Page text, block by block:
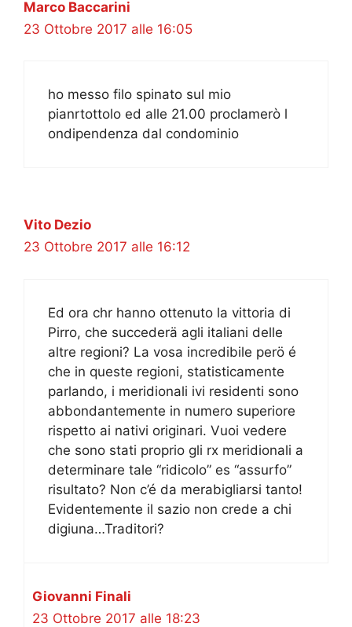
Marco Baccarini
23 Ottobre 2017 alle 16:05
ho messo filo spinato sul mio
pianrtottolo ed alle 21.00 proclamerò l
ondipendenza dal condominio
Vito Dezio
23 Ottobre 2017 alle 16:12
Ed ora chr hanno ottenuto la vittoria di
Pirro, che succederä agli italiani delle
altre regioni? La vosa incredibile perö é
che in queste regioni, statisticamente
parlando, i meridionali ivi residenti sono
abbondantemente in numero superiore
rispetto ai nativi originari. Vuoi vedere
che sono stati proprio gli rx meridionali a
determinare tale “ridicolo” es “assurfo”
risultato? Non c’é da merabigliarsi tanto!
Evidentemente il sazio non crede a chi
digiuna…Traditori?
Giovanni Finali
23 Ottobre 2017 alle 18:23